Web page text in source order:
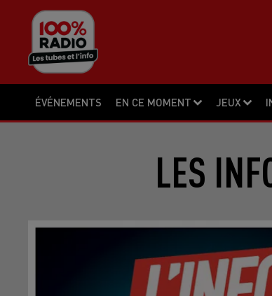
ÉVÉNEMENTS EN CE MOMENT JEUX
LES